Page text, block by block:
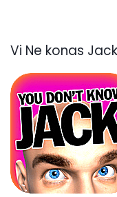
Vi Ne konas Jack